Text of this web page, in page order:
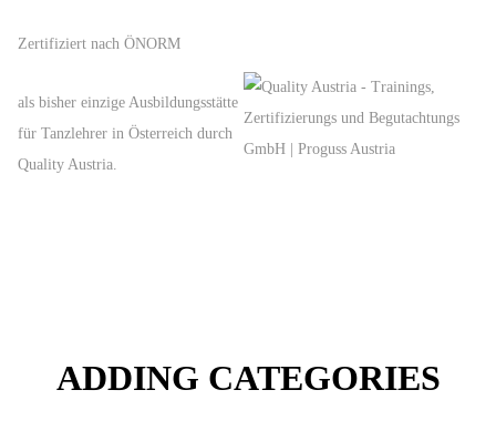
Zertifiziert nach ÖNORM
als bisher einzige Ausbildungsstätte
für Tanzlehrer in Österreich durch
Quality Austria.
ADDING CATEGORIES